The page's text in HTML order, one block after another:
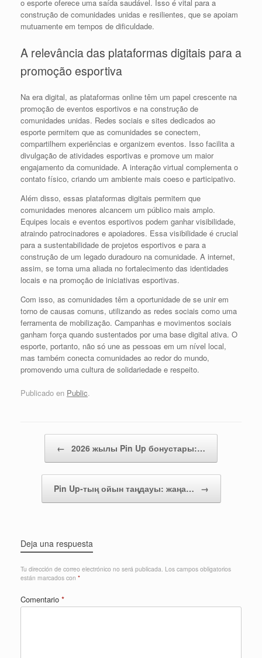
o esporte oferece uma saída saudável. Isso é vital para a
construção de comunidades unidas e resilientes, que se apoiam
mutuamente em tempos de dificuldade.
A relevância das plataformas digitais para a
promoção esportiva
Na era digital, as plataformas online têm um papel crescente na
promoção de eventos esportivos e na construção de
comunidades unidas. Redes sociais e sites dedicados ao
esporte permitem que as comunidades se conectem,
compartilhem experiências e organizem eventos. Isso facilita a
divulgação de atividades esportivas e promove um maior
engajamento da comunidade. A interação virtual complementa o
contato físico, criando um ambiente mais coeso e participativo.
Além disso, essas plataformas digitais permitem que
comunidades menores alcancem um público mais amplo.
Equipes locais e eventos esportivos podem ganhar visibilidade,
atraindo patrocinadores e apoiadores. Essa visibilidade é crucial
para a sustentabilidade de projetos esportivos e para a
construção de um legado duradouro na comunidade. A internet,
assim, se torna uma aliada no fortalecimento das identidades
locais e na promoção de iniciativas esportivas.
Com isso, as comunidades têm a oportunidade de se unir em
torno de causas comuns, utilizando as redes sociais como uma
ferramenta de mobilização. Campanhas e movimentos sociais
ganham força quando sustentados por uma base digital ativa. O
esporte, portanto, não só une as pessoas em um nível local,
mas também conecta comunidades ao redor do mundo,
promovendo uma cultura de solidariedade e respeito.
Publicado en Public.
← 2026 жылы Pin Up бонустары:…
Pin Up-тың ойын таңдауы: жаңа… →
Deja una respuesta
Tu dirección de correo electrónico no será publicada. Los campos obligatorios
están marcados con *
Comentario *